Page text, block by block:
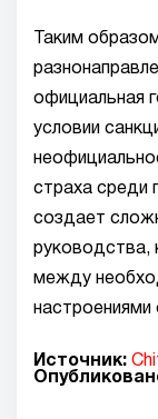
Таким
официальная
условии
страха среди
создает
руководства,
между
Источник: